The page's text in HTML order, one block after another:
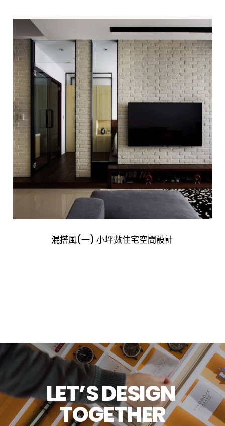
混搭風(一) 小坪數住宅空間設計
LET’SDESIGN
TOGETHER